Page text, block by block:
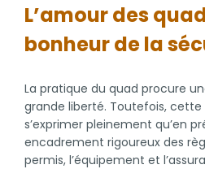
L’amour des
bonheur de la
La pratique du quad procure
grande liberté. Toutefois,
s’exprimer pleinement qu’en
encadrement rigoureux des
permis, l’équipement et